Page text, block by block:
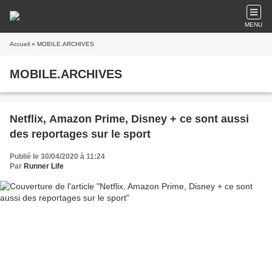
MENU
Accueil » MOBILE.ARCHIVES
MOBILE.ARCHIVES
Netflix, Amazon Prime, Disney + ce sont aussi
des reportages sur le sport
Publié le 30/04/2020 à 11:24
Par Runner Life